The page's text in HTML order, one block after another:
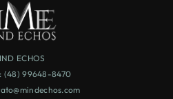
ECHOS
(48) 99648-8470